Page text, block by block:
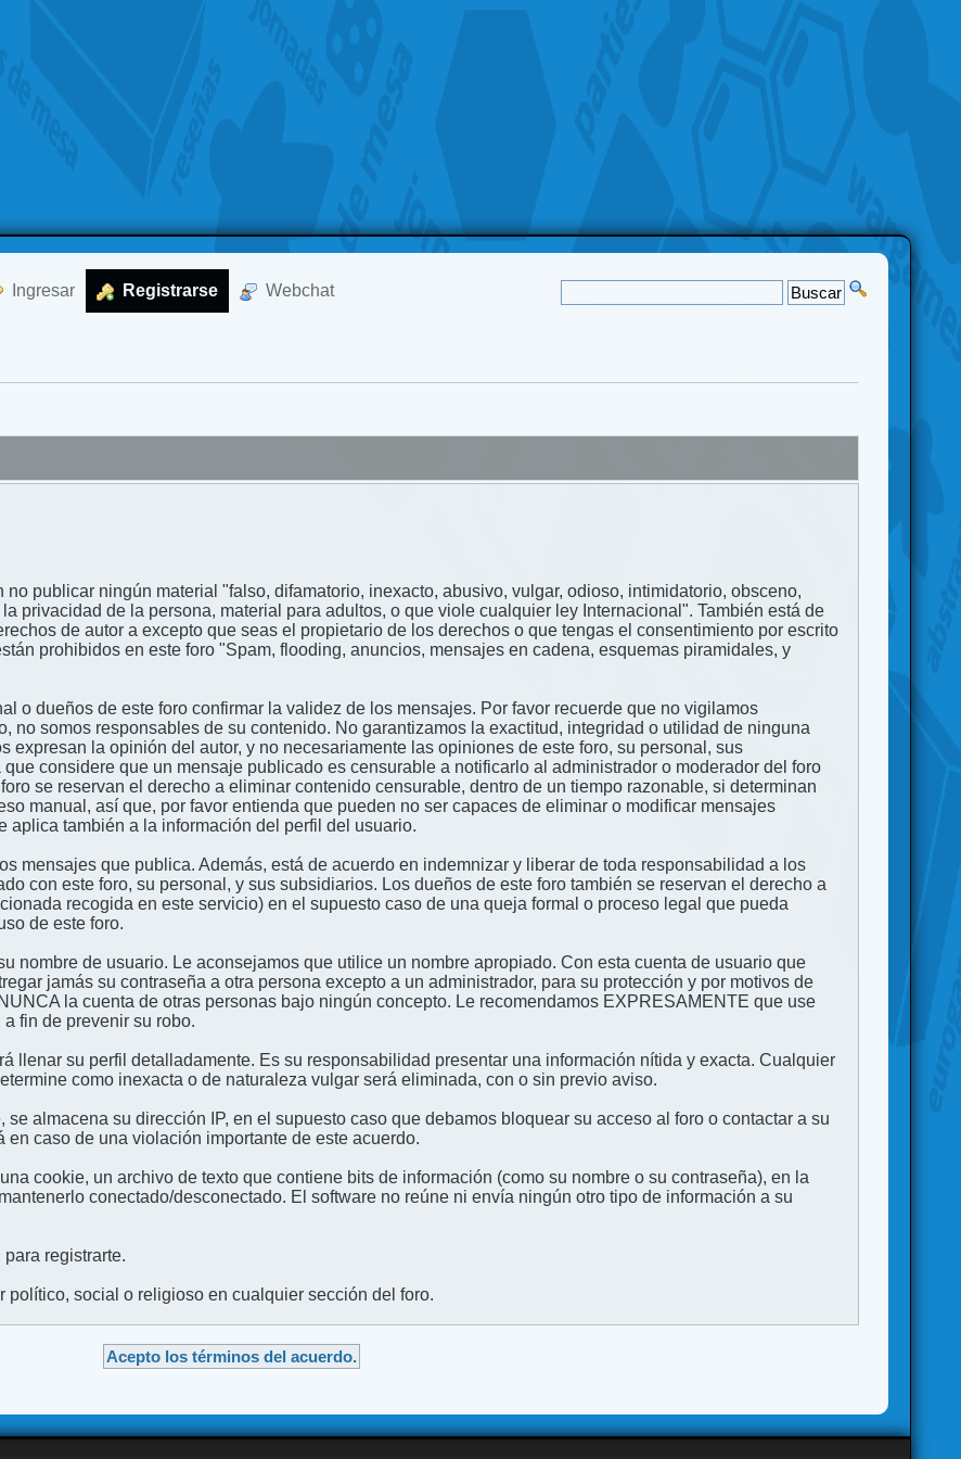
Ingresar Registrarse Webchat
publicar ningún material "falso, difamatorio, inexacto, abusivo, vulgar, odioso, intimidatorio, obsceno,
privacidad de la persona, material para adultos, o que viole cualquier ley Internacional". También está de
de autor a excepto que seas el propietario de los derechos o que tengas el consentimiento por escrito
prohibidos en este foro "Spam, flooding, anuncios, mensajes en cadena, esquemas piramidales, y
o dueños de este foro confirmar la validez de los mensajes. Por favor recuerde que no vigilamos
no somos responsables de su contenido. No garantizamos la exactitud, integridad o utilidad de ninguna
expresan la opinión del autor, y no necesariamente las opiniones de este foro, su personal, sus
considere que un mensaje publicado es censurable a notificarlo al administrador o moderador del foro
se reservan el derecho a eliminar contenido censurable, dentro de un tiempo razonable, si determinan
manual, así que, por favor entienda que pueden no ser capaces de eliminar o modificar mensajes
aplica también a la información del perfil del usuario.
mensajes que publica. Además, está de acuerdo en indemnizar y liberar de toda responsabilidad a los
con este foro, su personal, y sus subsidiarios. Los dueños de este foro también se reservan el derecho a
recogida en este servicio) en el supuesto caso de una queja formal o proceso legal que pueda
de este foro.
nombre de usuario. Le aconsejamos que utilice un nombre apropiado. Con esta cuenta de usuario que
jamás su contraseña a otra persona excepto a un administrador, para su protección y por motivos de
la cuenta de otras personas bajo ningún concepto. Le recomendamos EXPRESAMENTE que use
fin de prevenir su robo.
llenar su perfil detalladamente. Es su responsabilidad presentar una información nítida y exacta. Cualquier
como inexacta o de naturaleza vulgar será eliminada, con o sin previo aviso.
almacena su dirección IP, en el supuesto caso que debamos bloquear su acceso al foro o contactar a su
caso de una violación importante de este acuerdo.
cookie, un archivo de texto que contiene bits de información (como su nombre o su contraseña), en la
conectado/desconectado. El software no reúne ni envía ningún otro tipo de información a su
registrarte.
social o religioso en cualquier sección del foro.